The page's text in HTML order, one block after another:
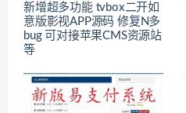
新增超多功能 tvbox二开如
意版影视APP源码 修复N多
bug 可对接苹果CMS资源站
等